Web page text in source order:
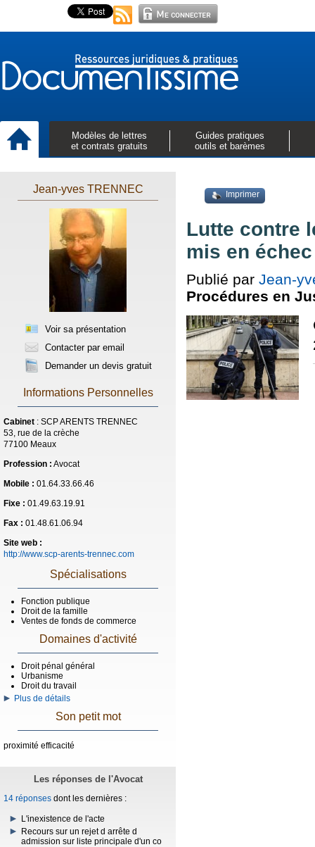
Modèles de lettres
et contrats gratuits
Guides pratiques
outils et barèmes
Jean-yves TRENNEC
Voir sa présentation
Contacter par email
Demander un devis gratuit
Informations Personnelles
Cabinet : SCP ARENTS TRENNEC
53, rue de la crèche
77100 Meaux
Profession : Avocat
Mobile : 01.64.33.66.46
Fixe : 01.49.63.19.91
Fax : 01.48.61.06.94
Site web :
http://www.scp-arents-trennec.com
Spécialisations
Fonction publique
Droit de la famille
Ventes de fonds de commerce
Domaines d'activité
Droit pénal général
Urbanisme
Droit du travail
Plus de détails
Son petit mot
proximité efficacité
Les réponses de l'Avocat
14 réponses dont les dernières :
L'inexistence de l'acte
Recours sur un rejet d arrête d
admission sur liste principale d'un co
Imprimer
Lutte contre
mis en
Publié par Jean-
Procédures en